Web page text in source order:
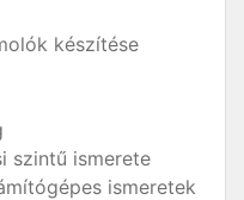
készítése
szintű ismerete
ismeretek